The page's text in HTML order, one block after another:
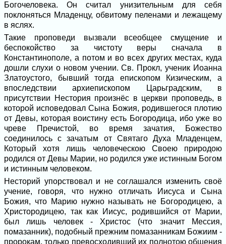
Богочеловека. Он считал унизительным для себя
поклоняться Младенцу, обвитому пеленами и лежащему
в яслях.
Такие проповеди вызвали всеобщее смущение и
беспокойство за чистоту веры сначала в
Константинополе, а потом и во всех других местах, куда
дошли слухи о новом учении. Св. Прокл, ученик Иоанна
Златоустого, бывший тогда епископом Кизическим, а
впоследствии архиепископом Царьградским, в
присутствии Нестория произнёс в церкви проповедь, в
которой исповедовал Сына Божия, родившегося плотию
от Девы, которая воистину есть Богородица, ибо уже во
чреве Пречистой, во время зачатия, Божество
соединилось с зачатым от Святаго Духа Младенцем,
Который хотя лишь человеческою Своею природою
родился от Девы Марии, но родился уже истинным Богом
и истинным человеком.
Несторий упорствовал и не соглашался изменить своё
учение, говоря, что нужно отличать Иисуса и Сына
Божия, что Марию нужно называть не Богородицею, а
Христородицею, так как Иисус, родившийся от Марии,
был лишь человек - Христос (что значит Мессия,
помазанник), подобный прежним помазанникам Божиим -
пророкам, только превосходивший их полнотою общения